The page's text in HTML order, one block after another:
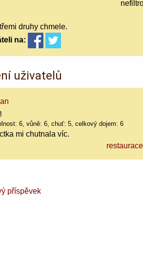
druhy chmele.
na:
uživatelů
6, vůně: 6, chuť: 5, celkový dojem: 6
mi chutnala víc.
příspěvek